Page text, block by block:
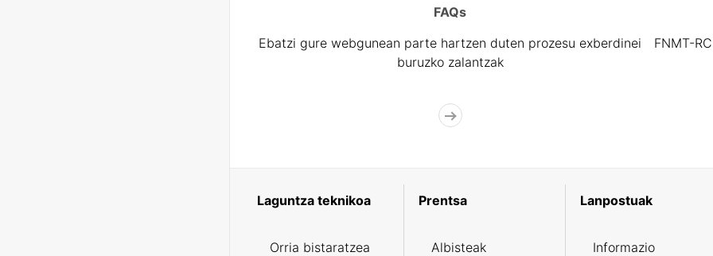
FAQs
Ebatzi gure webgunean parte hartzen duten prozesu exberdinei
buruzko zalantzak
FNMT-
Laguntza teknikoa
Orria bistaratzea
Prentsa
Albisteak
Lanpostuak
Informazio